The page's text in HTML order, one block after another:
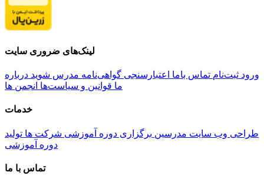
لینک‌های ضروری سایت
ورود ثبت‌نام تماس باما اعتبارسنجی گواهی‌نامه مدرس شوید درباره
ما قوانین و سیاست‌ها انجمن ها
خدمات
طراحی وب سایت مدرسین برگزاری دوره آموزشی شرکت ها تولید
دوره آموزشی
تماس با ما